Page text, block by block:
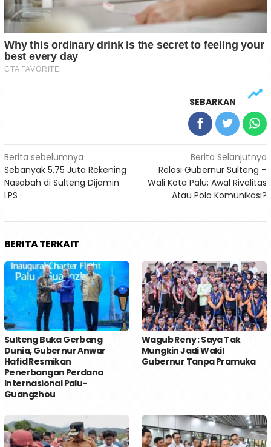
SEBARKAN
Navigasi
pos
Berita sebelumnya
Sebanyak 5,75 Juta Rekening
Nasabah di Sulteng Dijamin
LPS
Berita Selanjutnya
Relasi Gubernur Sulteng –
Wali Kota Palu; Awal Rivalitas
Atau Pola Komunikasi?
BERITA TERKAIT
Sulteng Buka Gerbang
Dunia, Gubernur Anwar
Hafid Resmikan
Penerbangan Perdana
Internasional Palu-
Guangzhou
Wagub Reny : Saya Tak
Mungkin Jadi Wakil
Gubernur Tanpa Pramuka